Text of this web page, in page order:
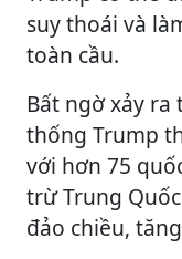
suy thoái và
toàn cầu.
Bất ngờ xảy ra
thống Trump
với hơn 75
trừ Trung
đảo chiều,